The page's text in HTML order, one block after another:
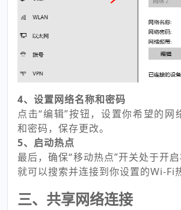
4、设置网络名称和密码
点击“编辑”按钮，设置你希望的网
和密码，保存更改。
5、启动热点
最后，确保“移动热点”开关处于开
就可以搜索并连接到你设置的Wi-Fi
三、共享网络连接